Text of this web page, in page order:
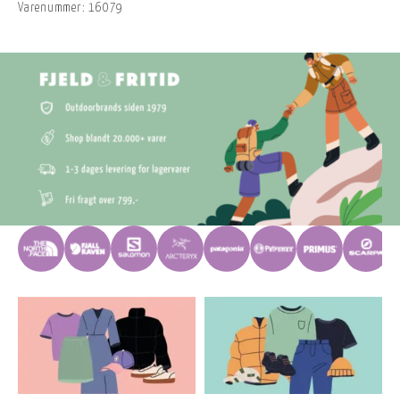
Varenummer: 16079